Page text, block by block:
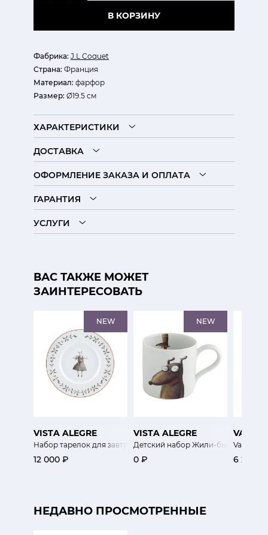
Фабрика: J.L Coquet
Страна: Франция
Материал: фарфор
Размер: Ø19.5 см
В КОРЗИНУ
ХАРАКТЕРИСТИКИ
ДОСТАВКА
ОФОРМЛЕНИЕ ЗАКАЗА И ОПЛАТА
ГАРАНТИЯ
УСЛУГИ
ВАС ТАКЖЕ МОЖЕТ
ЗАИНТЕРЕСОВАТЬ
NEW
VISTA ALEGRE
Набор тарелок для завтрака Ноэль 4 шт.
12 000 ₽
NEW
VISTA ALEGRE
Детский набор Жили-были собаки!
0 ₽
Valerie
6 200 ₽
НЕДАВНО ПРОСМОТРЕННЫЕ